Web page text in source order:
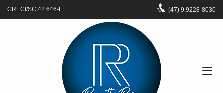
CRECI/SC 42.646-F (47) 9.9228-8030